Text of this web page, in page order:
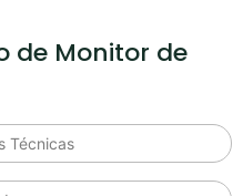
Técnicas
de Monitor de